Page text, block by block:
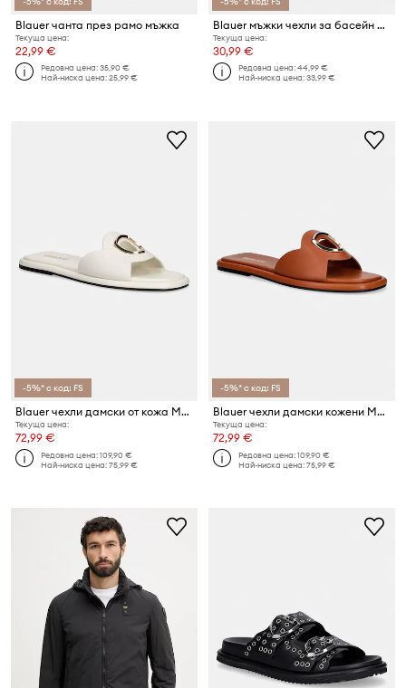
Blauer чанта през рамо мъжка
Текуща цена:
22,99 €
Редовна цена:35,90 €
Най-ниска цена:25,99 €
Blauer мъжки чехли за басейн HOLLEY02
Текуща цена:
30,99 €
Редовна цена:44,99 €
Най-ниска цена:33,99 €
-5%* с код: FS
Blauer чехли дамски от кожа MOODY01
Текуща цена:
72,99 €
Редовна цена:109,90 €
Най-ниска цена:75,99 €
-5%* с код: FS
Blauer чехли дамски кожени MOODY01
Текуща цена:
72,99 €
Редовна цена:109,90 €
Най-ниска цена:75,99 €